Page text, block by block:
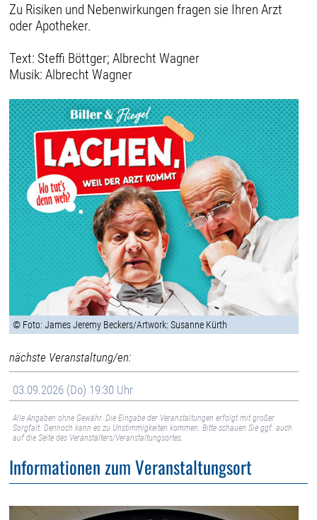
Zu Risiken und Nebenwirkungen fragen sie Ihren Arzt
oder Apotheker.
Text: Steffi Böttger; Albrecht Wagner
Musik: Albrecht Wagner
© Foto: James Jeremy Beckers/Artwork: Susanne Kürth
nächste Veranstaltung/en:
03.09.2026 (Do) 19:30 Uhr
Alle Angaben ohne Gewähr. Die Eingabe der Veranstaltungen erfolgt mit großer
Sorgfalt. Dennoch kann es zu Unstimmigkeiten kommen. Bitte schauen Sie ggf. auch
auf die Seite des Veranstalters/Veranstaltungsortes.
Informationen zum Veranstaltungsort